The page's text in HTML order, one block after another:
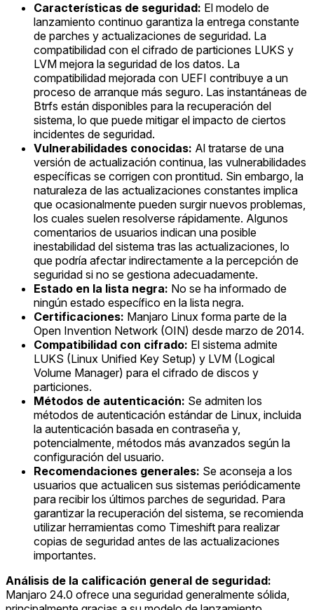
Características de seguridad: El modelo de
lanzamiento continuo garantiza la entrega constante
de parches y actualizaciones de seguridad. La
compatibilidad con el cifrado de particiones LUKS y
LVM mejora la seguridad de los datos. La
compatibilidad mejorada con UEFI contribuye a un
proceso de arranque más seguro. Las instantáneas de
Btrfs están disponibles para la recuperación del
sistema, lo que puede mitigar el impacto de ciertos
incidentes de seguridad.
Vulnerabilidades conocidas: Al tratarse de una
versión de actualización continua, las vulnerabilidades
específicas se corrigen con prontitud. Sin embargo, la
naturaleza de las actualizaciones constantes implica
que ocasionalmente pueden surgir nuevos problemas,
los cuales suelen resolverse rápidamente. Algunos
comentarios de usuarios indican una posible
inestabilidad del sistema tras las actualizaciones, lo
que podría afectar indirectamente a la percepción de
seguridad si no se gestiona adecuadamente.
Estado en la lista negra: No se ha informado de
ningún estado específico en la lista negra.
Certificaciones: Manjaro Linux forma parte de la
Open Invention Network (OIN) desde marzo de 2014.
Compatibilidad con cifrado: El sistema admite
LUKS (Linux Unified Key Setup) y LVM (Logical
Volume Manager) para el cifrado de discos y
particiones.
Métodos de autenticación: Se admiten los
métodos de autenticación estándar de Linux, incluida
la autenticación basada en contraseña y,
potencialmente, métodos más avanzados según la
configuración del usuario.
Recomendaciones generales: Se aconseja a los
usuarios que actualicen sus sistemas periódicamente
para recibir los últimos parches de seguridad. Para
garantizar la recuperación del sistema, se recomienda
utilizar herramientas como Timeshift para realizar
copias de seguridad antes de las actualizaciones
importantes.
Análisis de la calificación general de seguridad:
Manjaro 24.0 ofrece una seguridad generalmente sólida,